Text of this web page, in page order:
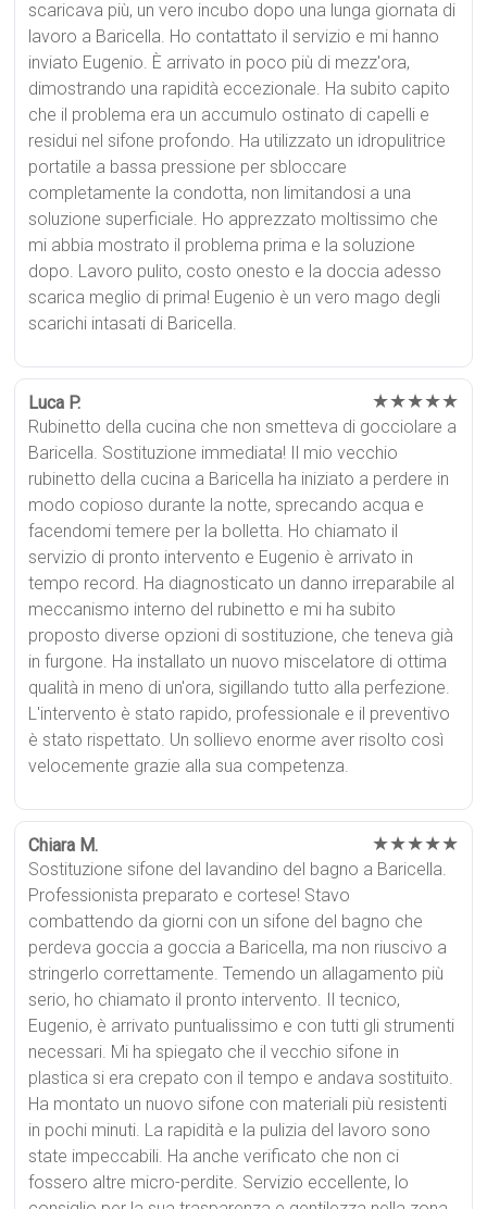
scaricava più, un vero incubo dopo una lunga giornata di
lavoro a Baricella. Ho contattato il servizio e mi hanno
inviato Eugenio. È arrivato in poco più di mezz'ora,
dimostrando una rapidità eccezionale. Ha subito capito
che il problema era un accumulo ostinato di capelli e
residui nel sifone profondo. Ha utilizzato un idropulitrice
portatile a bassa pressione per sbloccare
completamente la condotta, non limitandosi a una
soluzione superficiale. Ho apprezzato moltissimo che
mi abbia mostrato il problema prima e la soluzione
dopo. Lavoro pulito, costo onesto e la doccia adesso
scarica meglio di prima! Eugenio è un vero mago degli
scarichi intasati di Baricella.
Luca P. ★★★★★
Rubinetto della cucina che non smetteva di gocciolare a
Baricella. Sostituzione immediata! Il mio vecchio
rubinetto della cucina a Baricella ha iniziato a perdere in
modo copioso durante la notte, sprecando acqua e
facendomi temere per la bolletta. Ho chiamato il
servizio di pronto intervento e Eugenio è arrivato in
tempo record. Ha diagnosticato un danno irreparabile al
meccanismo interno del rubinetto e mi ha subito
proposto diverse opzioni di sostituzione, che teneva già
in furgone. Ha installato un nuovo miscelatore di ottima
qualità in meno di un'ora, sigillando tutto alla perfezione.
L'intervento è stato rapido, professionale e il preventivo
è stato rispettato. Un sollievo enorme aver risolto così
velocemente grazie alla sua competenza.
Chiara M. ★★★★★
Sostituzione sifone del lavandino del bagno a Baricella.
Professionista preparato e cortese! Stavo
combattendo da giorni con un sifone del bagno che
perdeva goccia a goccia a Baricella, ma non riuscivo a
stringerlo correttamente. Temendo un allagamento più
serio, ho chiamato il pronto intervento. Il tecnico,
Eugenio, è arrivato puntualissimo e con tutti gli strumenti
necessari. Mi ha spiegato che il vecchio sifone in
plastica si era crepato con il tempo e andava sostituito.
Ha montato un nuovo sifone con materiali più resistenti
in pochi minuti. La rapidità e la pulizia del lavoro sono
state impeccabili. Ha anche verificato che non ci
fossero altre micro-perdite. Servizio eccellente, lo